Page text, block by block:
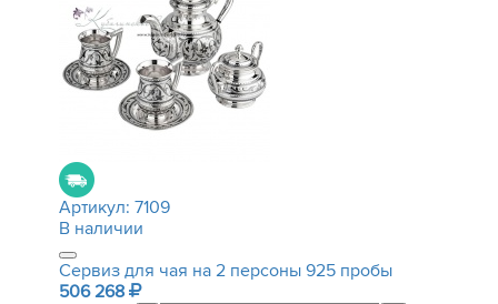
Артикул: 7109
В наличии
Сервиз для чая на 2 персоны 925 пробы
506 268